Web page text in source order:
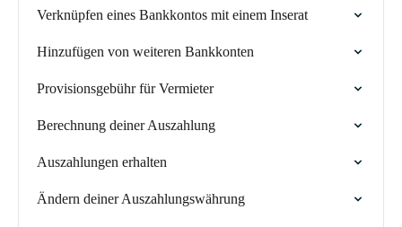
Verknüpfen eines Bankkontos mit einem Inserat
Hinzufügen von weiteren Bankkonten
Provisionsgebühr für Vermieter
Berechnung deiner Auszahlung
Auszahlungen erhalten
Ändern deiner Auszahlungswährung